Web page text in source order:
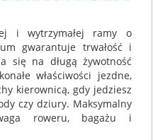
i wytrzymałej ramy o
gwarantuje trwałość i
się na długą żywotność
właściwości jezdne,
kierownicą, gdy jedziesz
czy dziury. Maksymalny
roweru, bagażu i